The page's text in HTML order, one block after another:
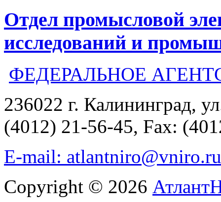
Отдел промысловой
исследований и
ФЕДЕРАЛЬНОЕ
236022 г. Калининград,
(4012) 21-56-45, Fax:
E-mail: atlantniro@vniro.ru
Copyright © 2026